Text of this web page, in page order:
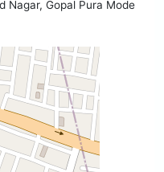
Nagar, Gopal Pura Mode